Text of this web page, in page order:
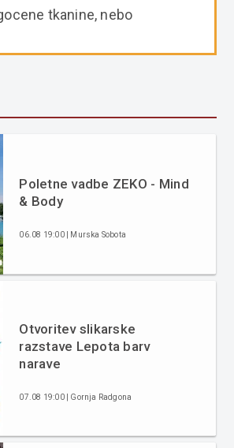
tkanine, nebo
Poletne vadbe ZEKO - Mind
& Body
06.08 19:00 | Murska Sobota
Otvoritev slikarske
razstave Lepota barv
narave
07.08 19:00 | Gornja Radgona